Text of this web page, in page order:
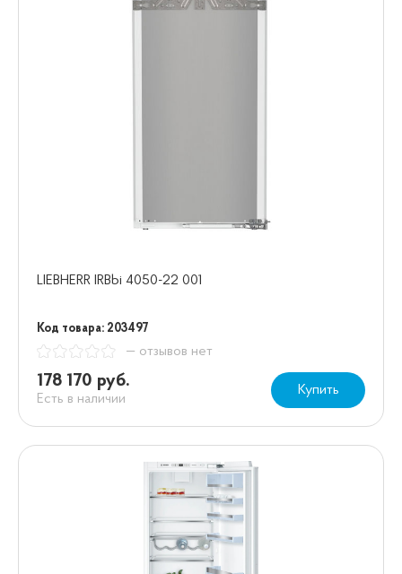
LIEBHERR IRBbi 4050-22 001
Код товара: 203497
— отзывов нет
178 170 руб.
Есть в наличии
Купить